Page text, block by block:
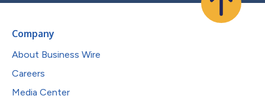
Company
About Business Wire
Careers
Media Center